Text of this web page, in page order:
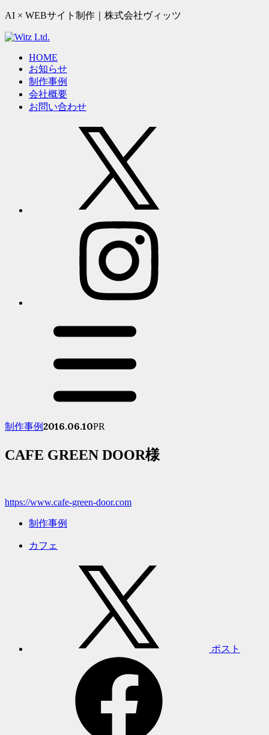
AI × WEBサイト制作｜株式会社ヴィッツ
HOME
お知らせ
制作事例
会社概要
お問い合わせ
制作事例2016.06.10PR
CAFE GREEN DOOR様
https://www.cafe-green-door.com
制作事例
カフェ
ポスト